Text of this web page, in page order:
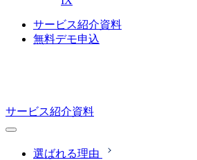
サービス紹介資料
無料デモ申込
サービス紹介資料
選ばれる理由